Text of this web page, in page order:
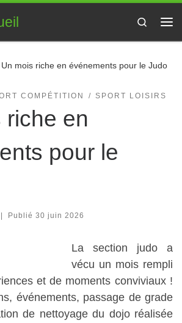
Search
Un mois riche en événements pour le Judo
COMPÉTITION SPORT LOISIRS
riche en
pour le
| Publié 30 juin 2026
La section judo a
vécu un mois rempli
et de moments conviviaux !
événements, passage de grade
de nettoyage du dojo réalisée